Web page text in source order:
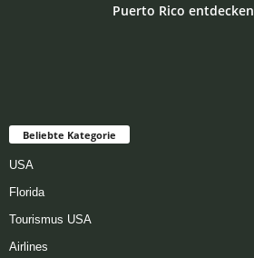
Puerto Rico entdecken
Beliebte Kategorie
USA
Florida
Tourismus USA
Airlines